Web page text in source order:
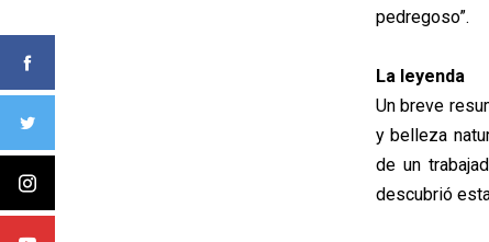
pedregoso”.
La leyenda
Un breve
y belleza
de un
descubrió